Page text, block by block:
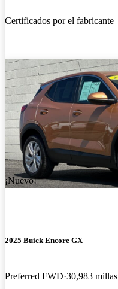
Certificados por el fabricante
¡Nuevo!
2025 Buick Encore GX
Preferred FWD 30,983 millas